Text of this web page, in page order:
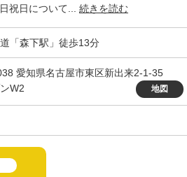
祝日について... 続きを読む
「森下駅」徒歩13分
愛知県名古屋市東区新出来2-1-35
W2
地図